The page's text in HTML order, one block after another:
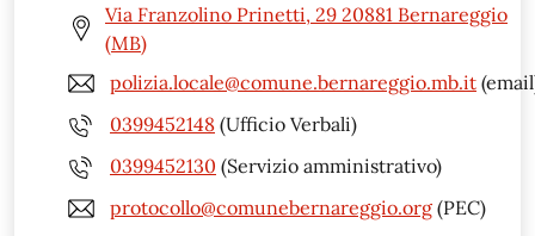
Via Franzolino Prinetti, 29 20881 Bernareggio
(MB)
polizia.locale@comune.bernareggio.mb.it
0399452148 (Ufficio Verbali)
0399452130 (Servizio amministrativo)
protocollo@comunebernareggio.org (PEC)